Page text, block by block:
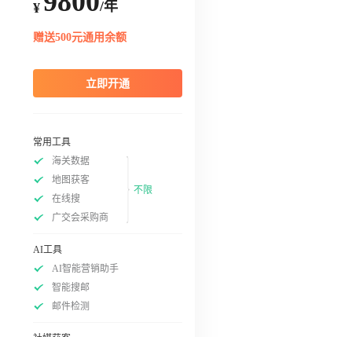
¥ /年
赠送500元通用余额
立即开通
常用工具
海关数据
地图获客
在线搜
广交会采购商
不限
AI工具
AI智能营销助手
智能搜邮
邮件检测